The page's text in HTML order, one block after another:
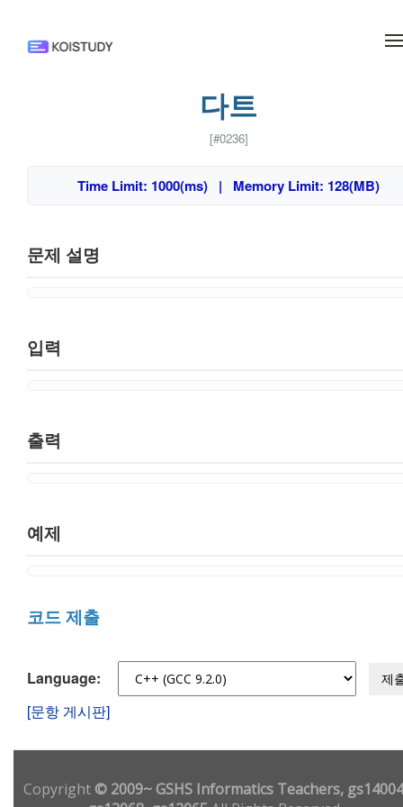
다트
[#0236]
Time Limit: 1000(ms) | Memory Limit: 128(MB)
문제 설명
입력
출력
예제
코드 제출
Language: 제
[문항 게시판]
Copyright© 2009~ GSHS Informatics Teachers,